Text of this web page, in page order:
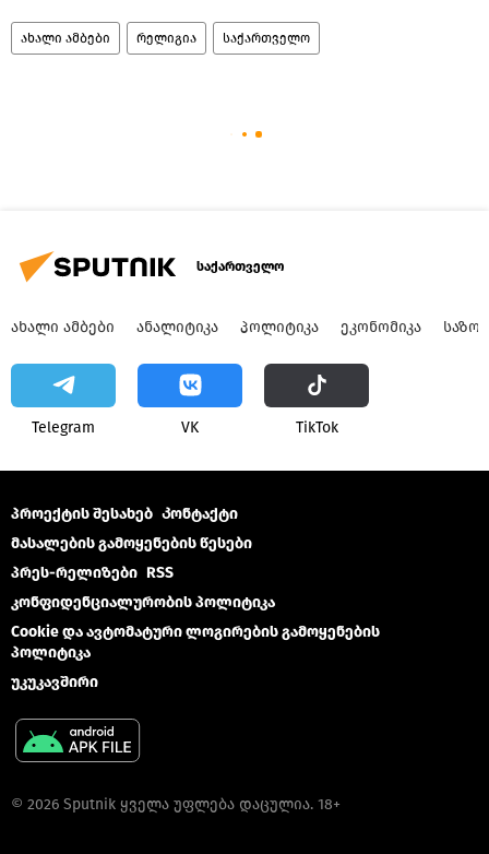
ახალი ამბები რელიგია საქართველო
საქართველო
ᲐᲮᲐᲚᲘ ᲐᲛᲑᲔᲑᲘ ᲐᲜᲐᲚᲘᲢᲘᲙᲐ ᲞᲝᲚᲘᲢᲘᲙᲐ ᲔᲙᲝᲜᲝᲛᲘᲙᲐ
Telegram VK ТikТоk
პროექტის შესახებ Კონტაქტი
მასალების გამოყენების წესები
პრეს-რელიზები RSS
კონფიდენციალურობის პოლიტიკა
Cookie და ავტომატური ლოგირების გამოყენების
პოლიტიკა
უკუკავშირი
© 2026 Sputnik ყველა უფლება დაცულია. 18+